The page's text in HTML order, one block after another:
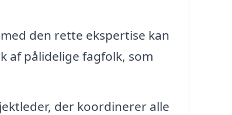
den rette ekspertise kan
pålidelige fagfolk, som
der koordinerer alle